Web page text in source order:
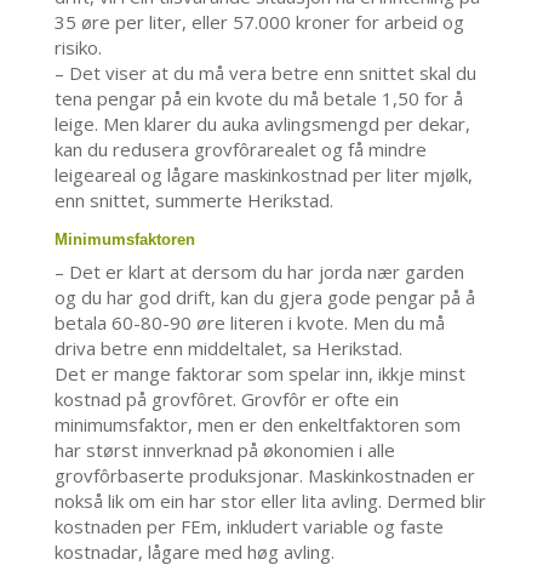
35 øre per liter, eller 57.000 kroner for arbeid og
risiko.
– Det viser at du må vera betre enn snittet skal du
tena pengar på ein kvote du må betale 1,50 for å
leige. Men klarer du auka avlingsmengd per dekar,
kan du redusera grovfôrarealet og få mindre
leigeareal og lågare maskinkostnad per liter mjølk,
enn snittet, summerte Herikstad.
Minimumsfaktoren
– Det er klart at dersom du har jorda nær garden
og du har god drift, kan du gjera gode pengar på å
betala 60-80-90 øre literen i kvote. Men du må
driva betre enn middeltalet, sa Herikstad.
Det er mange faktorar som spelar inn, ikkje minst
kostnad på grovfôret. Grovfôr er ofte ein
minimumsfaktor, men er den enkeltfaktoren som
har størst innverknad på økonomien i alle
grovfôrbaserte produksjonar. Maskinkostnaden er
nokså lik om ein har stor eller lita avling. Dermed blir
kostnaden per FEm, inkludert variable og faste
kostnadar, lågare med høg avling.